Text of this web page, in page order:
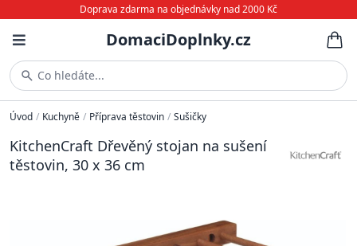
Doprava zdarma na objednávky nad 2000 Kč
DomaciDoplnky.cz
Co hledáte...
Úvod / Kuchyně / Příprava těstovin / Sušičky
KitchenCraft Dřevěný stojan na sušení
těstovin, 30 x 36 cm